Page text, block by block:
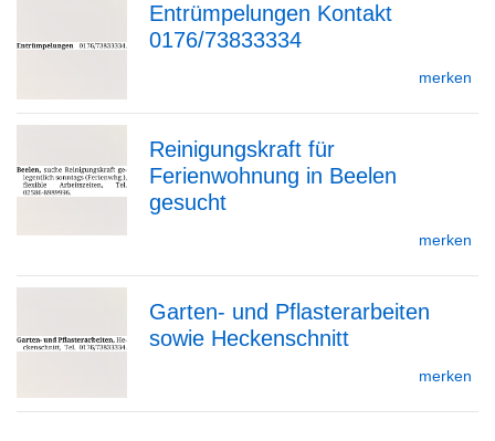
zur
Detailseite
Entrümpelungen Kontakt
0176/73833334
merken
zur
Detailseite
Reinigungskraft für
Ferienwohnung in Beelen
gesucht
merken
zur
Garten- und Pflasterarbeiten
sowie Heckenschnitt
merken